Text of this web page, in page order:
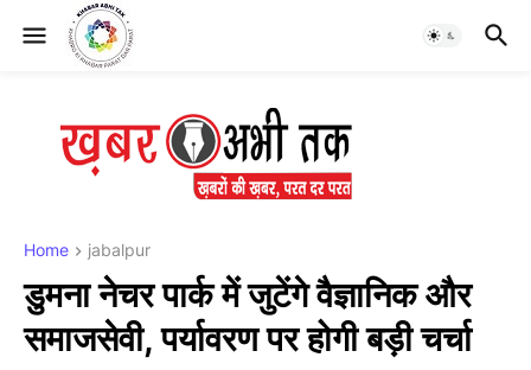
Home jabalpur
डुमना नेचर पार्क में जुटेंगे वैज्ञानिक और
समाजसेवी, पर्यावरण पर होगी बड़ी चर्चा